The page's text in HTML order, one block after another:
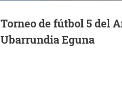
Torneo de fútbol 5 del
Ubarrundia Eguna